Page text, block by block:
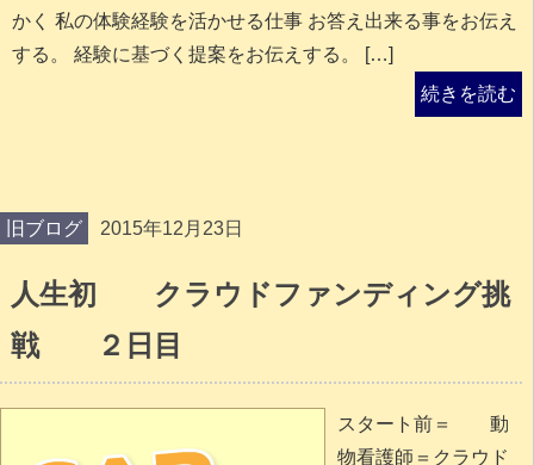
かく 私の体験経験を活かせる仕事 お答え出来る事をお伝え
する。 経験に基づく提案をお伝えする。 […]
続きを読む
旧ブログ 2015年12月23日
人生初 クラウドファンディング挑
戦 ２日目
スタート前＝ 動
物看護師＝クラウド